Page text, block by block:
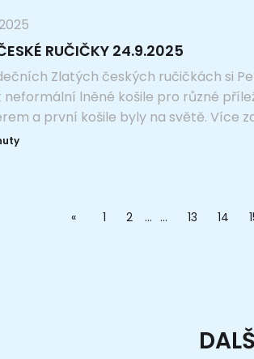
RUČIČKY 24.9.2025
Zlatých českých ručičkách si
lněné košile pro různé
a první košile byly na světě. Více
1 2 ... 13 14